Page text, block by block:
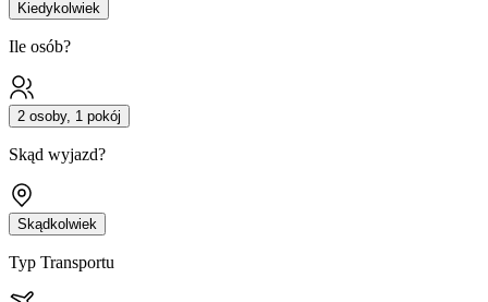
Kiedykolwiek
Ile osób?
2 osoby, 1 pokój
Skąd wyjazd?
Skądkolwiek
Typ Transportu